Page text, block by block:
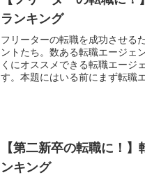
ランキング
フリーターの転職を成功させる
ントたち。数ある転職エージェ
くにオススメできる転職エージ
す。本題にはいる前にまず転職
【第二新卒の転職に！
ンキング